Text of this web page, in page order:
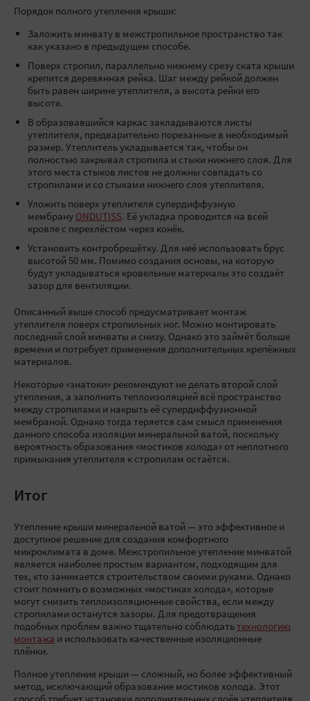
Порядок полного утепления крыши:
Заложить минвату в межстропильное пространство так
как указано в предыдущем способе.
Поверх стропил, параллельно нижнему срезу ската крыши
крепится деревянная рейка. Шаг между рейкой должен
быть равен ширине утеплителя, а высота рейки его
высоте.
В образовавшийся каркас закладываются листы
утеплителя, предварительно порезанные в необходимый
размер. Утеплитель укладывается так, чтобы он
полностью закрывал стропила и стыки нижнего слоя. Для
этого места стыков листов не должны совпадать со
стропилами и со стыками нижнего слоя утеплителя.
Уложить поверх утеплителя супердиффузную
мембрану ONDUTISS. Её укладка проводится на всей
кровле с перехлёстом через конёк.
Установить контробрешётку. Для неё использовать брус
высотой 50 мм. Помимо создания основы, на которую
будут укладываться кровельные материалы это создаёт
зазор для вентиляции.
Описанный выше способ предусматривает монтаж
утеплителя поверх стропильных ног. Можно монтировать
последний слой минваты и снизу. Однако это займёт больше
времени и потребует применения дополнительных крепёжных
материалов.
Некоторые «знатоки» рекомендуют не делать второй слой
утепления, а заполнить теплоизоляцией всё пространство
между стропилами и накрыть её супердиффузионной
мембраной. Однако тогда теряется сам смысл применения
данного способа изоляции минеральной ватой, поскольку
вероятность образования «мостиков холода» от неплотного
примыкания утеплителя к стропилам остаётся.
Итог
Утепление крыши минеральной ватой — это эффективное и
доступное решение для создания комфортного
микроклимата в доме. Межстропильное утепление минватой
является наиболее простым вариантом, подходящим для
тех, кто занимается строительством своими руками. Однако
стоит помнить о возможных «мостиках холода», которые
могут снизить теплоизоляционные свойства, если между
стропилами останутся зазоры. Для предотвращения
подобных проблем важно тщательно соблюдать технологию
монтажа и использовать качественные изоляционные
плёнки.
Полное утепление крыши — сложный, но более эффективный
метод, исключающий образование мостиков холода. Этот